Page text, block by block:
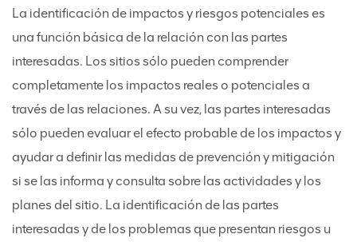
La identificación de impactos y riesgos potenciales es
una función básica de la relación con las partes
interesadas. Los sitios sólo pueden comprender
completamente los impactos reales o potenciales a
través de las relaciones. A su vez, las partes interesadas
sólo pueden evaluar el efecto probable de los impactos y
ayudar a definir las medidas de prevención y mitigación
si se las informa y consulta sobre las actividades y los
planes del sitio. La identificación de las partes
interesadas y de los problemas que presentan riesgos u